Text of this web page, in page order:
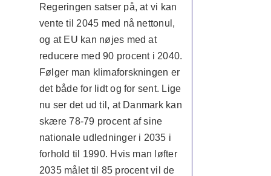
Regeringen satser på, at vi kan
vente til 2045 med nå nettonul,
og at EU kan nøjes med at
reducere med 90 procent i 2040.
Følger man klimaforskningen er
det både for lidt og for sent. Lige
nu ser det ud til, at Danmark kan
skære 78-79 procent af sine
nationale udledninger i 2035 i
forhold til 1990. Hvis man løfter
2035 målet til 85 procent vil de